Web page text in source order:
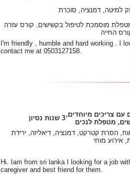
למיטה, דמנציה, סוכרת
מוסמכת לטיפול בקשישים, קורס עזרה
החייה
I'm friendly , humble and hard working . I
contact me at 0503127158.
עם צריכים מיוחדים,
מטפלת לנכים
3 שנות נסיון
הסרת קטרקט, דמנציה, דיאליזה, ירידת
אירוע מוחי
Hi. Iam from sri lanka I looking for a job
caregiver and best friend for them.